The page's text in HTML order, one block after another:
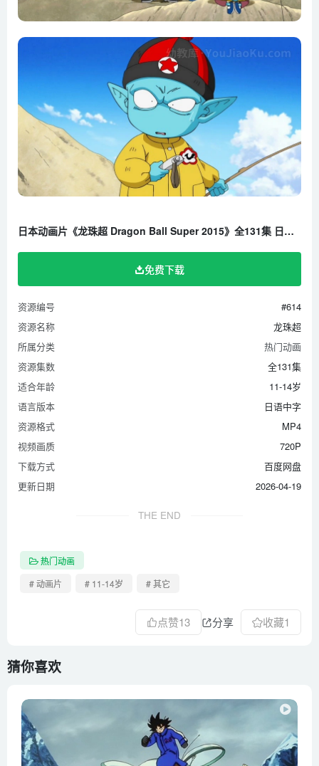
日本动画片《龙珠超 Dragon Ball Super 2015》全131集 日语中字 720P/MP4/23.4G 百度云网盘下载
免费下载
资源编号
#614
资源名称
龙珠超
所属分类
热门动画
资源集数
全131集
适合年龄
11-14岁
语言版本
日语中字
资源格式
MP4
视频画质
720P
下载方式
百度网盘
更新日期
2026-04-19
THE END
热门动画
# 动画片
# 11-14岁 # 其它
点赞13 分享 收藏1
猜你喜欢